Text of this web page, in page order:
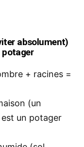
absolument)
potager
+ racines =
(un
est un potager